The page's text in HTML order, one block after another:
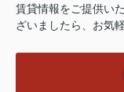
賃貸情報をご提供い
ざいましたら、お気